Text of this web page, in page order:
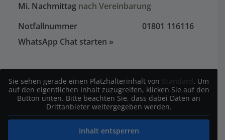
Mi. Nachmittag nach Vereinbarung
Notfallnummer
01801 116116
WhatsApp Chat starten »
Sie sehen gerade einen Platzhalterinhalt von
. Um
auf den eigentlichen Inhalt zuzugreifen, klicken Sie auf den
Button unten. Bitte beachten Sie, dass dabei Daten an
Drittanbieter weitergegeben werden.
Inhalt entsperren